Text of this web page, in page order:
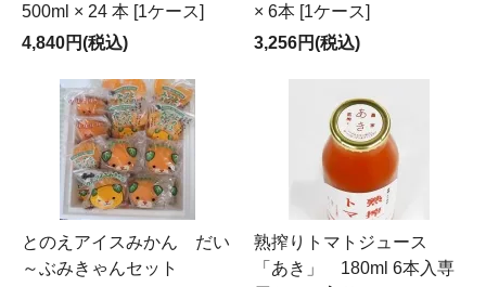
500ml × 24 本 [1ケース]
4,840円(税込)
× 6本 [1ケース]
3,256円(税込)
とのえアイスみかん だい
～ぶみきゃんセット
熟搾りトマトジュース
「あき」 180ml 6本入専